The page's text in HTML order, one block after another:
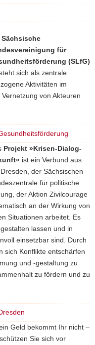
Sächsische
für
(SLfG)
sich als zentrale
Aktivitäten im
von Akteuren
Projekt »Krisen-Dialog-
ist ein Verbund aus
der Sächsischen
für politische
der Aktion Zivilcourage
an der Wirkung von
Situationen arbeitet. Es
lassen und in
einsetzbar sind. Durch
sich Konflikte entschärfen
und -gestaltung zu
zu fördern und zu
Geld bekommt Ihr nicht –
Sie sich vor